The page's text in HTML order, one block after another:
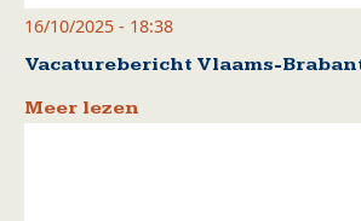
16/10/2025 - 18:38
Vacaturebericht Vlaams-
Meer lezen